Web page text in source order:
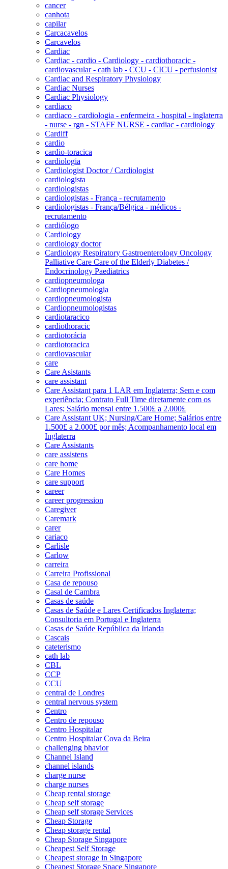
cancer
canhota
capilar
Carcacavelos
Carcavelos
Cardiac
Cardiac - cardio - Cardiology - cardiothoracic -
cardiovascular - cath lab - CCU - CICU - perfusionist
Cardiac and Respiratory Physiology
Cardiac Nurses
Cardiac Physiology
cardiaco
cardiaco - cardiologia - enfermeira - hospital - inglaterra
- nurse - rgn - STAFF NURSE - cardiac - cardiology
Cardiff
cardio
cardio-toracica
cardiologia
Cardiologist Doctor / Cardiologist
cardiologista
cardiologistas
cardiologistas - França - recrutamento
cardiologistas - França/Bélgica - médicos -
recrutamento
cardiólogo
Cardiology
cardiology doctor
Cardiology Respiratory Gastroenterology Oncology
Palliative Care Care of the Elderly Diabetes /
Endocrinology Paediatrics
cardiopneumologa
Cardiopneumologia
cardiopneumologista
Cardiopneumologistas
cardiotaracico
cardiothoracic
cardiotorácia
cardiotoracica
cardiovascular
care
Care Asistants
care assistant
Care Assistant para 1 LAR em Inglaterra; Sem e com
experiência; Contrato Full Time diretamente com os
Lares; Salário mensal entre 1.500£ a 2.000£
Care Assistant UK; Nursing/Care Home; Salários entre
1.500£ a 2.000£ por mês; Acompanhamento local em
Inglaterra
Care Assistants
care assistens
care home
Care Homes
care support
career
career progression
Caregiver
Caremark
carer
cariaco
Carlisle
Carlow
carreira
Carreira Profissional
Casa de repouso
Casal de Cambra
Casas de saúde
Casas de Saúde e Lares Certificados Inglaterra;
Consultoria em Portugal e Inglaterra
Casas de Saúde República da Irlanda
Cascais
cateterismo
cath lab
CBL
CCP
CCU
central de Londres
central nervous system
Centro
Centro de repouso
Centro Hospitalar
Centro Hospitalar Cova da Beira
challenging bhavior
Channel Island
channel islands
charge nurse
charge nurses
Cheap rental storage
Cheap self storage
Cheap self storage Services
Cheap Storage
Cheap storage rental
Cheap Storage Singapore
Cheapest Self Storage
Cheapest storage in Singapore
Cheapest Storage Space Singapore